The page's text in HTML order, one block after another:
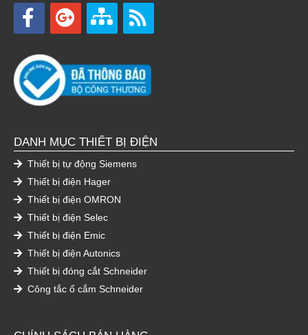
DANH MỤC THIẾT BỊ ĐIỆN
Thiết bị tự động Siemens
Thiết bị điện Hager
Thiết bị điện OMRON
Thiết bị điện Selec
Thiết bị điện Emic
Thiết bị điện Autonics
Thiết bị đóng cắt Schneider
Công tắc ổ cắm Schneider